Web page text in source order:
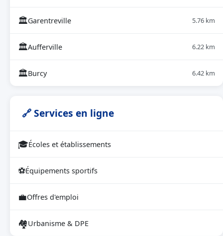
🏛Garentreville 5.76 km
🏛Aufferville 6.22 km
🏛Burcy 6.42 km
🔗 Services en ligne
🎓Écoles et établissements
⚽Équipements sportifs
💼Offres d'emploi
🏘Urbanisme & DPE